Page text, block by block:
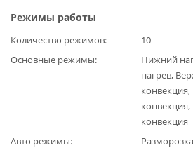
Режимы работы
Количество режимов
10
Основные режимы
Нижний
нагрев,
конвекция,
конвекция
Авто режимы
Разморозка